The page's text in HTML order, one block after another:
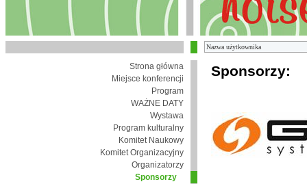
Strona główna
Miejsce konferencji
Program
WAŻNE DATY
Wystawa
Program kulturalny
Komitet Naukowy
Komitet Organizacyjny
Organizatorzy
Sponsorzy
Sponsorzy: